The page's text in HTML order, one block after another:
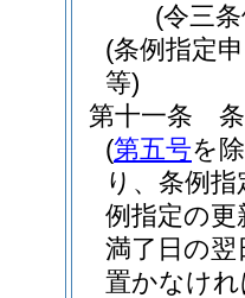
(令三
(条例指定
等)
第十一条
(第五号を
り、条例
例指定の
満了日の翌
置かなけ